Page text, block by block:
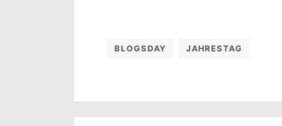
BLOGSDAY JAHRESTAG